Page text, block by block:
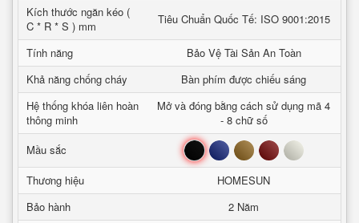
Kích thước ngăn kéo (
C * R * S ) mm
Tiêu Chuẩn Quốc Tế: ISO 9001:2015
Tính năng
Bảo Vệ Tài Sản An Toàn
Khả năng chống cháy
Bàn phím được chiếu sáng
Hệ thống khóa liên hoàn
thông minh
Mở và đóng bằng cách sử dụng mã 4
- 8 chữ số
Mầu sắc
Đen Xanh Nâu Đỏ Trắng
Thương hiệu
HOMESUN
Bảo hành
2 Năm